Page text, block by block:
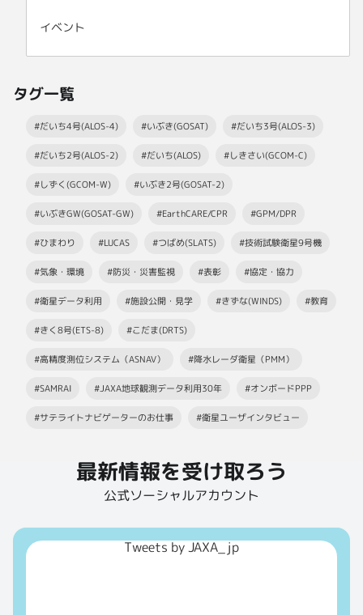
イベント
タグ一覧
#だいち4号(ALOS-4) #いぶき(GOSAT) #だいち3号(ALOS-3)
#だいち2号(ALOS-2) #だいち(ALOS) #しきさい(GCOM-C)
#しずく(GCOM-W) #いぶき2号(GOSAT-2)
#いぶきGW(GOSAT-GW) #EarthCARE/CPR #GPM/DPR
#ひまわり #LUCAS #つばめ(SLATS) #技術試験衛星9号機
#気象・環境 #防災・災害監視 #表彰 #協定・協力
#衛星データ利用 #施設公開・見学 #きずな(WINDS) #教育
#きく8号(ETS-8) #こだま(DRTS)
#高精度測位システム（ASNAV） #降水レーダ衛星（PMM）
#SAMRAI #JAXA地球観測データ利用30年 #オンボードPPP
#サテライトナビゲーターのお仕事 #衛星ユーザインタビュー
最新情報を受け取ろう
公式ソーシャルアカウント
Tweets by JAXA_jp